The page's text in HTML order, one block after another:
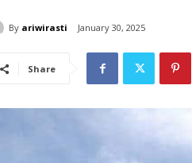
By ariwirasti January 30, 2025
Share